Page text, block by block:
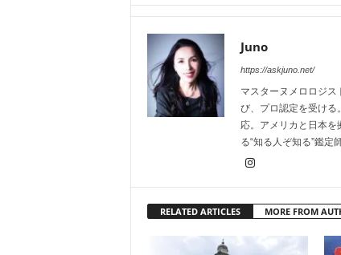
Juno
https://askjuno.net/
マスターヌメロロジ
び、プロ認定を受ける
応。アメリカと日本
る“知る人ぞ知る”鑑定
RELATED ARTICLES MORE FROM